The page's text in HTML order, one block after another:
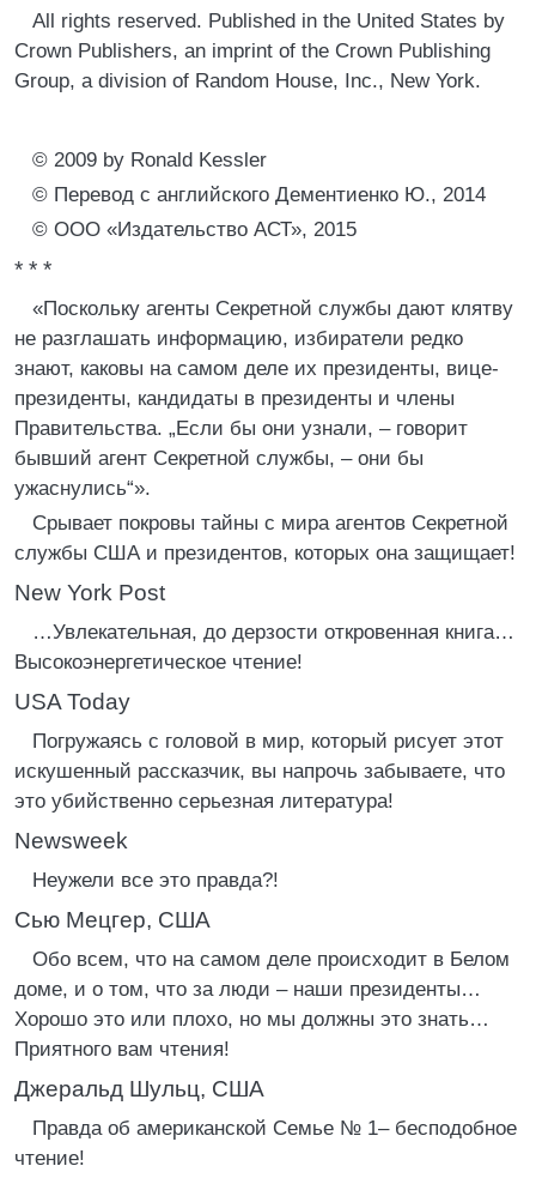
All rights reserved. Published in the United States by
Crown Publishers, an imprint of the Crown Publishing
Group, a division of Random House, Inc., New York.
© 2009 by Ronald Kessler
© Перевод с английского Дементиенко Ю., 2014
© ООО «Издательство АСТ», 2015
* * *
«Поскольку агенты Секретной службы дают клятву
не разглашать информацию, избиратели редко
знают, каковы на самом деле их президенты, вице-
президенты, кандидаты в президенты и члены
Правительства. „Если бы они узнали, – говорит
бывший агент Секретной службы, – они бы
ужаснулись“».
Срывает покровы тайны с мира агентов Секретной
службы США и президентов, которых она защищает!
New York Post
…Увлекательная, до дерзости откровенная книга…
Высокоэнергетическое чтение!
USA Today
Погружаясь с головой в мир, который рисует этот
искушенный рассказчик, вы напрочь забываете, что
это убийственно серьезная литература!
Newsweek
Неужели все это правда?!
Сью Мецгер, США
Обо всем, что на самом деле происходит в Белом
доме, и о том, что за люди – наши президенты…
Хорошо это или плохо, но мы должны это знать…
Приятного вам чтения!
Джеральд Шульц, США
Правда об американской Семье № 1– бесподобное
чтение!